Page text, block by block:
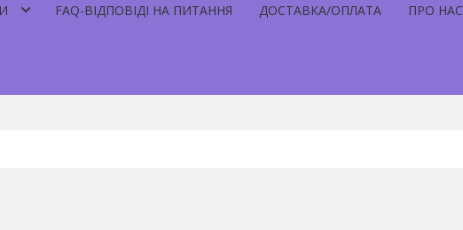
FAQ-ВІДПОВІДІ НА ПИТАННЯ ДОСТАВКА/ОПЛАТА ПРО НАС